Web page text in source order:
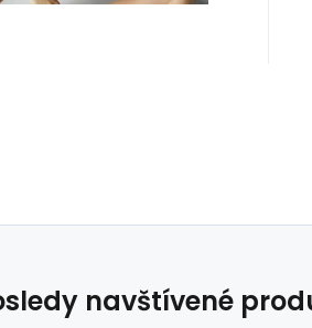
navštívené